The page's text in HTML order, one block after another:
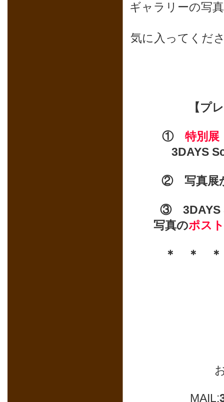
ギャラリーの写
気に入ってくだ
【プ
① 特別
3DAYS
② 写真展
③ 3DAYS
写真のポス
＊ ＊
MAIL: